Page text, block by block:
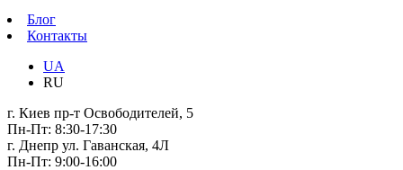
Блог
Контакты
UA
RU
г. Киев пр-т Освободителей, 5
Пн-Пт: 8:30-17:30
г. Днепр ул. Гаванская, 4Л
Пн-Пт: 9:00-16:00